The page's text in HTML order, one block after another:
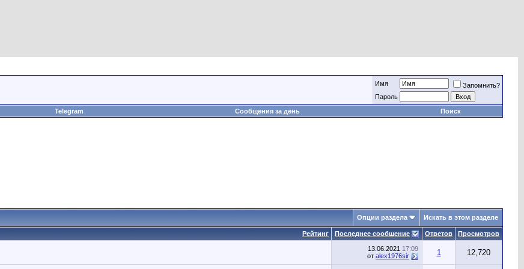
Имя
Запомнить?
Пароль
Telegram Сообщения за день Поиск
Опции раздела Искать в этом разделе
Рейтинг Последнее сообщение Ответов Просмотров
13.06.2021 17:09
от alex1976sir 1 12,720